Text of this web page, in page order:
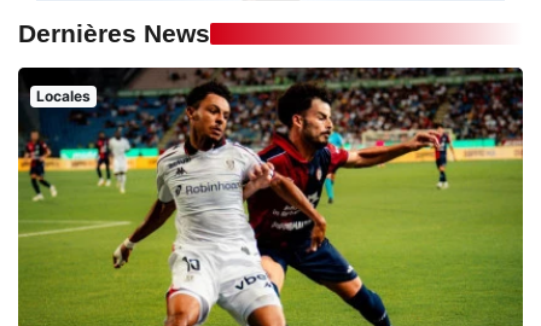
Dernières News
Locales